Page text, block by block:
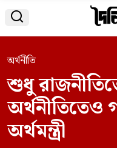

অর্থনীতি
শুধু
অর্থনীতিতেও
অর্থমন্ত্রী